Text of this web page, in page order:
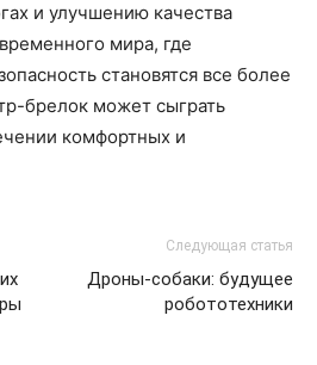
и улучшению качества
мира, где
становятся все более
брелок может сыграть
комфортных и
Следующая статья
Дроны-собаки: будущее
робототехники